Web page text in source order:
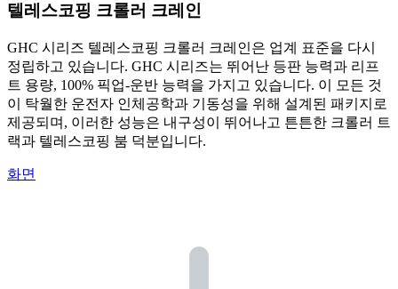
텔레스코핑 크롤러 크레인
GHC 시리즈 텔레스코핑 크롤러 크레인은 업계 표준을 다시
정립하고 있습니다. GHC 시리즈는 뛰어난 등판 능력과 리프
트 용량, 100% 픽업-운반 능력을 가지고 있습니다. 이 모든 것
이 탁월한 운전자 인체공학과 기동성을 위해 설계된 패키지로
제공되며, 이러한 성능은 내구성이 뛰어나고 튼튼한 크롤러 트
랙과 텔레스코핑 붐 덕분입니다.
화면